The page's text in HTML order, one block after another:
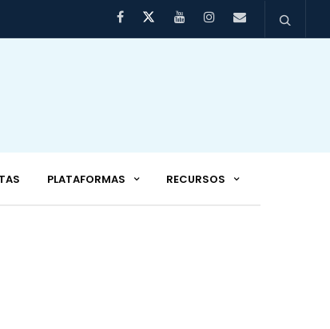
PLATAFORMAS RECURSOS